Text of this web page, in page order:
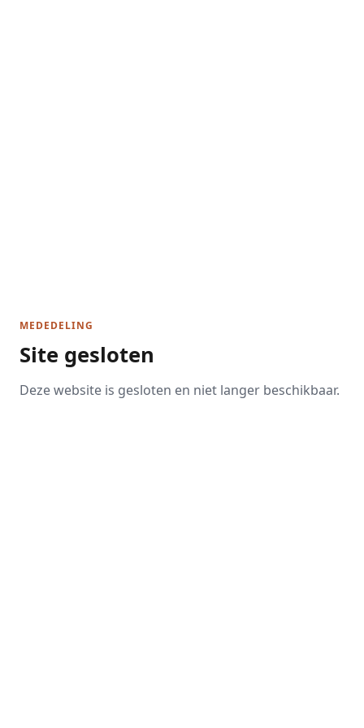
MEDEDELING
Site gesloten
Deze website is gesloten en niet langer beschikbaar.